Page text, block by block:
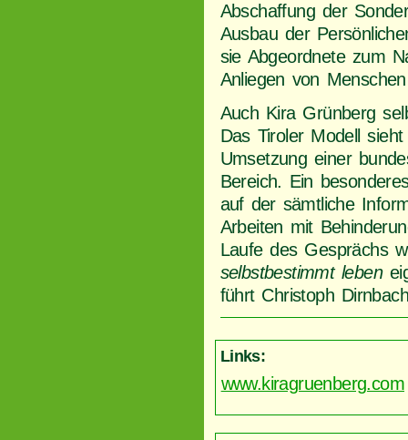
Abschaffung der
Ausbau der
sie Abgeordnete zum
Anliegen von
Auch Kira Grünberg
Das Tiroler Modell
Umsetzung einer
Bereich. Ein
auf der sämtliche
Arbeiten mit
Laufe des Gesprächs
selbstbestimmt leben
führt Christoph
Links:
www.kiragruenberg.com